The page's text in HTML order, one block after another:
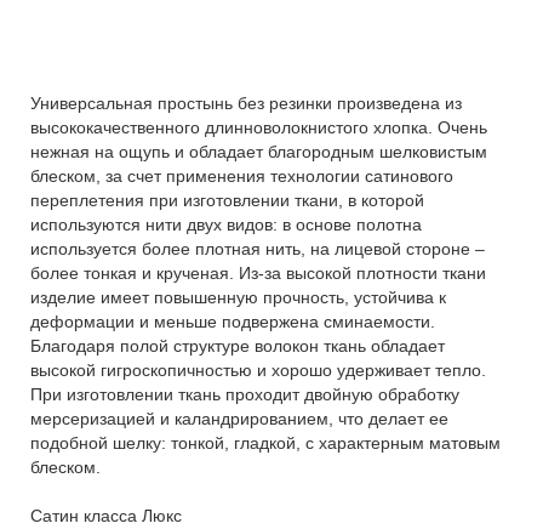
Универсальная простынь без резинки произведена из
высококачественного длинноволокнистого хлопка. Очень
нежная на ощупь и обладает благородным шелковистым
блеском, за счет применения технологии сатинового
переплетения при изготовлении ткани, в которой
используются нити двух видов: в основе полотна
используется более плотная нить, на лицевой стороне –
более тонкая и крученая. Из-за высокой плотности ткани
изделие имеет повышенную прочность, устойчива к
деформации и меньше подвержена сминаемости.
Благодаря полой структуре волокон ткань обладает
высокой гигроскопичностью и хорошо удерживает тепло.
При изготовлении ткань проходит двойную обработку
мерсеризацией и каландрированием, что делает ее
подобной шелку: тонкой, гладкой, с характерным матовым
блеском.
Сатин класса Люкс